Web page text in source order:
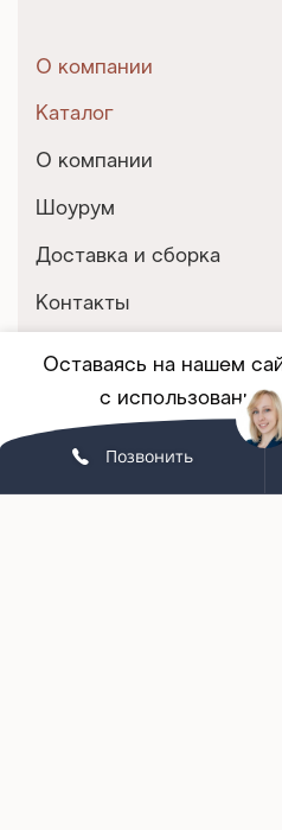
О компании
Каталог
О компании
Шоурум
Доставка и сборка
Контакты
Покупателям
Корпоративным
Мебель на заказ
Оставаясь на нашем
с
ПОДРОБНЕЕ
Позвонить